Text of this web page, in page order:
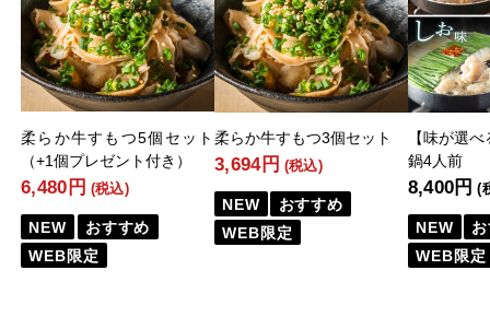
柔らか牛すもつ5個セット
（+1個プレゼント付き）
6,480円 (税込)
NEW
おすすめ
WEB限定
柔らか牛すもつ3個セット
3,694円 (税込)
NEW
おすすめ
WEB限定
【味が選
鍋4人前
8,400円 (
NEW
WEB限定